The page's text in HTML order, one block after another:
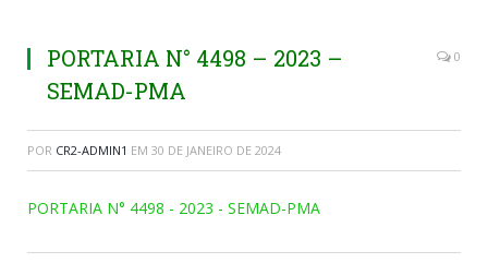
PORTARIA N° 4498 – 2023 –
SEMAD-PMA
0
POR CR2-ADMIN1 EM 30 DE JANEIRO DE 2024
PORTARIA N° 4498 - 2023 - SEMAD-PMA